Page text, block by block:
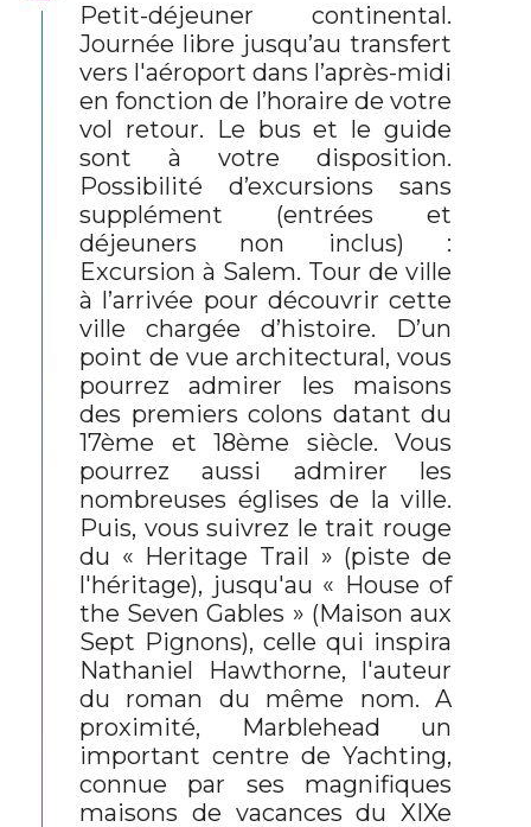
Petit-déjeuner continental.
Journée libre jusqu’au transfert
vers l'aéroport dans l’après-midi
en fonction de l’horaire de votre
vol retour. Le bus et le guide
sont à votre disposition.
Possibilité d’excursions sans
supplément (entrées et
déjeuners non inclus) :
Excursion à Salem. Tour de ville
à l’arrivée pour découvrir cette
ville chargée d’histoire. D’un
point de vue architectural, vous
pourrez admirer les maisons
des premiers colons datant du
17ème et 18ème siècle. Vous
pourrez aussi admirer les
nombreuses églises de la ville.
Puis, vous suivrez le trait rouge
du « Heritage Trail » (piste de
l'héritage), jusqu'au « House of
the Seven Gables » (Maison aux
Sept Pignons), celle qui inspira
Nathaniel Hawthorne, l'auteur
du roman du même nom. A
proximité, Marblehead un
important centre de Yachting,
connue par ses magnifiques
maisons de vacances du XIXe